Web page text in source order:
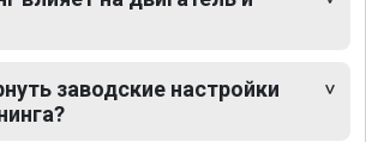
заводские настройки